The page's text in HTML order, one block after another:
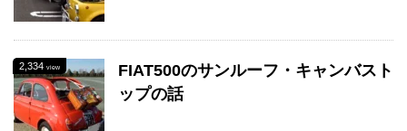
2,334 view
FIAT500のサンルーフ・キャンバスト
ップの話